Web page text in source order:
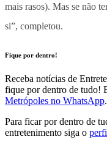
mais rasos). Mas se não
si”, completou.
Fique por dentro!
Receba notícias de
fique por dentro de tudo!
Metrópoles no WhatsApp.
Para ficar por dentro de
entretenimento siga o